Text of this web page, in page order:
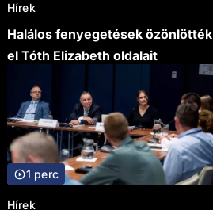
Hírek
Halálos fenyegetések özönlötték
el Tóth Elizabeth oldalait
1 perc
Hírek